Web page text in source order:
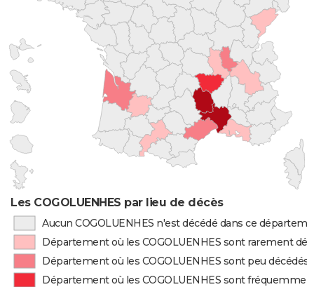
Les COGOLUENHES par lieu de décès
Aucun COGOLUENHES n'est décédé dans ce
Département où les COGOLUENHES sont rarement
Département où les COGOLUENHES sont peu décédés
Département où les COGOLUENHES sont